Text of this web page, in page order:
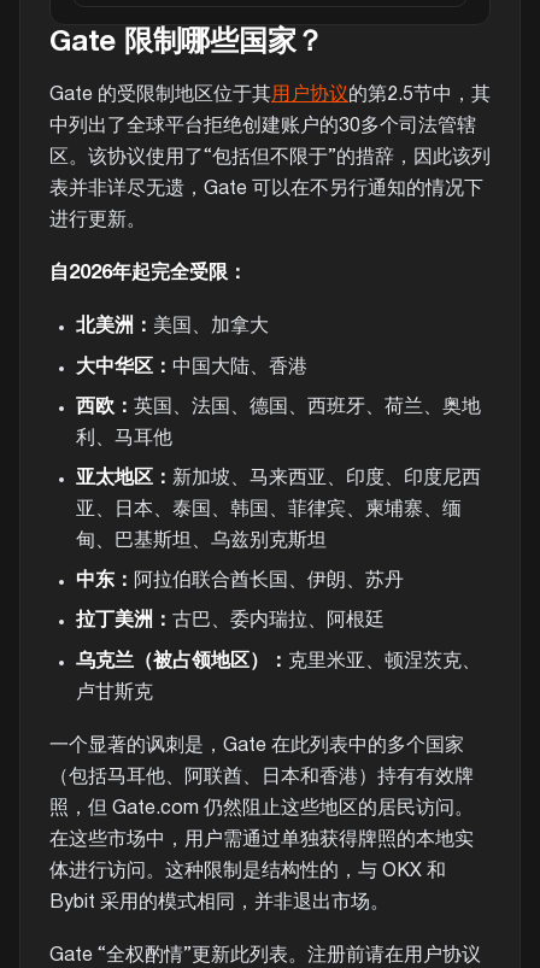
Gate 限制哪些国家？
Gate 的受限制地区位于其用户协议 的第2.5节中，其
中列出了全球平台拒绝创建账户的30多个司法管辖
区。该协议使用了“包括但不限于”的措辞，因此该列
表并非详尽无遗，Gate 可以在不另行通知的情况下
进行更新。
自2026年起完全受限：
北美洲： 美国、加拿大
大中华区： 中国大陆、香港
西欧： 英国、法国、德国、西班牙、荷兰、奥地
利、马耳他
亚太地区： 新加坡、马来西亚、印度、印度尼西
亚、日本、泰国、韩国、菲律宾、柬埔寨、缅
甸、巴基斯坦、乌兹别克斯坦
中东： 阿拉伯联合酋长国、伊朗、苏丹
拉丁美洲： 古巴、委内瑞拉、阿根廷
乌克兰（被占领地区）：
克里米亚、顿涅茨克、
卢甘斯克
一个显著的讽刺是，Gate 在此列表中的多个国家
（包括马耳他、阿联酋、日本和香港）持有有效牌
照，但 Gate.com 仍然阻止这些地区的居民访问。
在这些市场中，用户需通过单独获得牌照的本地实
体进行访问。这种限制是结构性的，与 OKX 和
Bybit 采用的模式相同，并非退出市场。
Gate “全权酌情”更新此列表。注册前请在用户协议